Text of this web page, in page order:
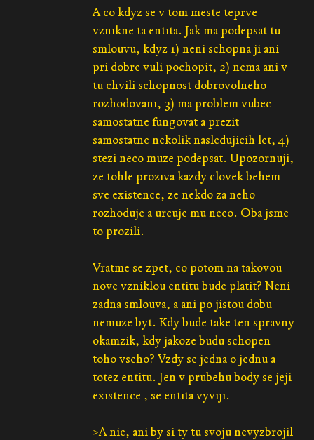
A co kdyz se v tom meste teprve
vznikne ta entita. Jak ma podepsat tu
smlouvu, kdyz 1) neni schopna ji ani
pri dobre vuli pochopit, 2) nema ani v
tu chvili schopnost dobrovolneho
rozhodovani, 3) ma problem vubec
samostatne fungovat a prezit
samostatne nekolik nasledujicih let, 4)
stezi neco muze podepsat. Upozornuji,
ze tohle proziva kazdy clovek behem
sve existence, ze nekdo za neho
rozhoduje a urcuje mu neco. Oba jsme
to prozili.
Vratme se zpet, co potom na takovou
nove vzniklou entitu bude platit? Neni
zadna smlouva, a ani po jistou dobu
nemuze byt. Kdy bude take ten spravny
okamzik, kdy jakoze budu schopen
toho vseho? Vzdy se jedna o jednu a
totez entitu. Jen v prubehu body se jeji
existence , se entita vyviji.
>A nie, ani by si ty tu svoju nevyzbrojil